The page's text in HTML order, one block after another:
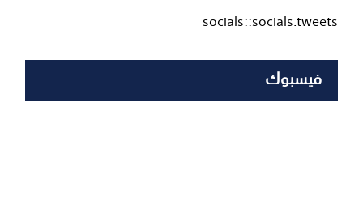
socials::socials.tweets
فيسبوك